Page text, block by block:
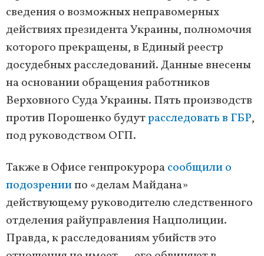
сведения о возможных неправомерных
действиях президента Украины, полномочия
которого прекращены, в Единый реестр
досудебных расследований. Данные внесены
на основании обращения работников
Верховного Суда Украины. Пять производств
против Порошенко будутрасследовать в ГБР,
под руководством ОГП.
Также в Офисе генпрокурорасообщили о
подозрениипо «делам Майдана»
действующему руководителю следственного
отделения райуправления Нацполиции.
Правда, к расследованиям убийств это